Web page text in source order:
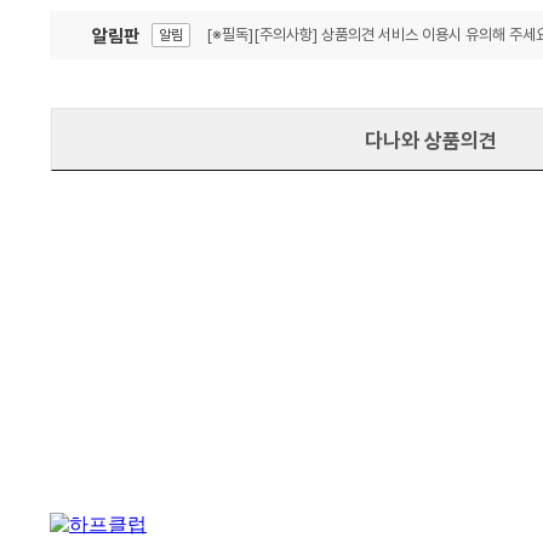
알림판 알림 [※필독][주의사항] 상품의견 서비스 이용시 유의해 주세
다나와 상품의견